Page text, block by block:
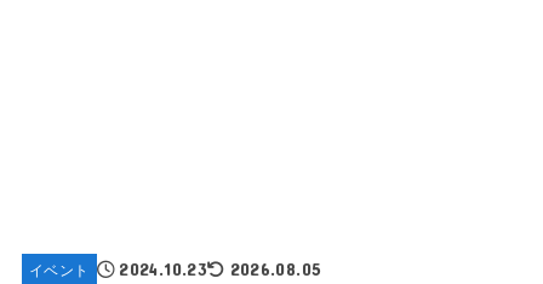
イベント 2024.10.23 2026.08.05